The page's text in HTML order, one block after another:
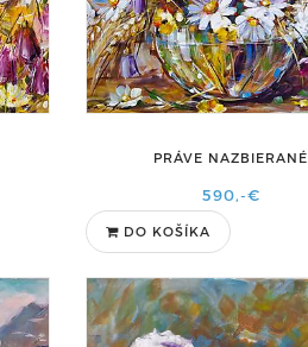
PRÁVE NAZBIERANÉ
590,-€
DO KOŠÍKA